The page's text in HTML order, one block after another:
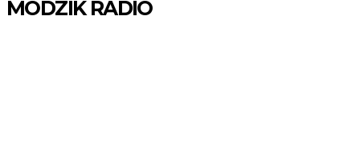
MODZIK RADIO